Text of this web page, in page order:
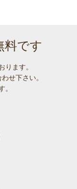
料です
ります。
せ下さい。
。